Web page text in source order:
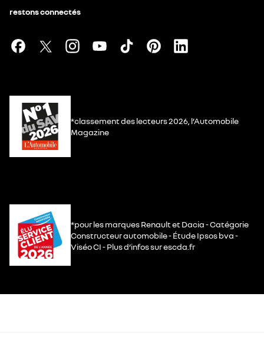
restons connectés
*classement des lecteurs 2026, l’Automobile
Magazine
*pour les marques Renault et Dacia - Catégorie
Constructeur automobile - Étude Ipsos bva -
Viséo CI - Plus d’infos sur escda.fr